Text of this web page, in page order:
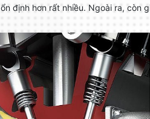
định hơn rất nhiều. Ngoài ra,